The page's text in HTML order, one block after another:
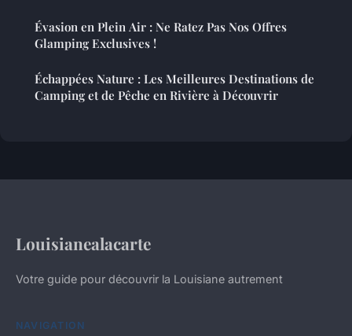
Évasion en Plein Air : Ne Ratez Pas Nos Offres
Glamping Exclusives !
Échappées Nature : Les Meilleures Destinations de
Camping et de Pêche en Rivière à Découvrir
Louisianealacarte
Votre guide pour découvrir la Louisiane autrement
NAVIGATION